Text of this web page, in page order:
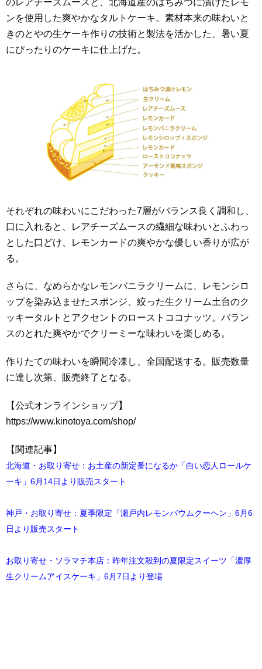
のレアチーズムースと、北海道産のはちみつに漬けたレモ
ンを使用した爽やかなタルトケーキ。素材本来の味わいと
きのとやの生ケーキ作りの技術と製法を活かした、暑い夏
にぴったりのケーキに仕上げた。
それぞれの味わいにこだわった7層がバランス良く調和し、
口に入れると、レアチーズムースの繊細な味わいとふわっ
とした口どけ、レモンカードの爽やかな優しい香りが広が
る。
さらに、なめらかなレモンバニラクリームに、レモンシロ
ップを染み込ませたスポンジ、絞った生クリーム土台のク
ッキータルトとアクセントのローストココナッツ。バラン
スのとれた爽やかでクリーミーな味わいを楽しめる。
作りたての味わいを瞬間冷凍し、全国配送する。販売数量
に達し次第、販売終了となる。
【公式オンラインショップ】
https://www.kinotoya.com/shop/
【関連記事】
北海道・お取り寄せ：お土産の新定番になるか「白い恋人ロールケ
ーキ」6月14日より販売スタート
神戸・お取り寄せ：夏季限定「瀬戸内レモンバウムクーヘン」6月6
日より販売スタート
お取り寄せ・ソラマチ本店：昨年注文殺到の夏限定スイーツ「濃厚
生クリームアイスケーキ」6月7日より登場